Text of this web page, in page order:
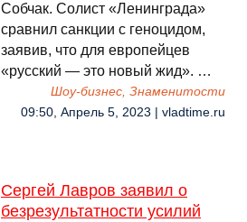
Собчак. Солист «Ленинграда»
сравнил санкции с геноцидом,
заявив, что для европейцев
«русский — это новый жид». …
Шоу-бизнес, Знаменитости
09:50, Апрель 5, 2023 | vladtime.ru
Сергей Лавров заявил о
безрезультатности усилий